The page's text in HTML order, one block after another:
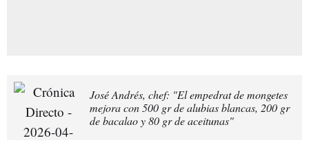
José Andrés, chef: "El empedrat de mongetes
mejora con 500 gr de alubias blancas, 200 gr
de bacalao y 80 gr de aceitunas"